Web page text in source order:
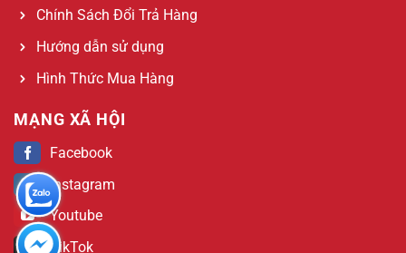
Chính Sách Đổi Trả Hàng
Hướng dẫn sử dụng
Hình Thức Mua Hàng
MẠNG XÃ HỘI
Facebook
Instagram
Youtube
TikTok